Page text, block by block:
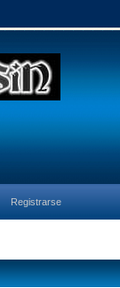
Registrarse